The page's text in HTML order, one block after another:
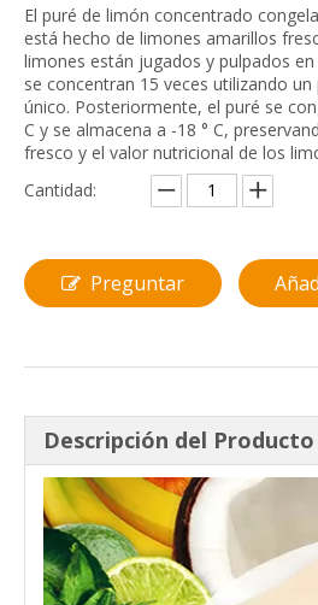
El puré de limón concentrado
está hecho de limones amarillos
limones están jugados y pulpados
se concentran 15 veces utilizando
único. Posteriormente, el puré se
C y se almacena a -18 ° C,
fresco y el valor nutricional de los
Cantidad:
Preguntar
Descripción del Producto